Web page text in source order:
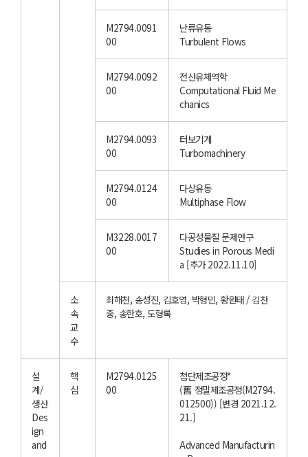
M2794.0091
00
난류유동
Turbulent Flows
M2794.0092
00
전산유체역학
Computational Fluid Me
chanics
M2794.0093
00
터보기계
Turbomachinery
M2794.0124
00
다상유동
Multiphase Flow
M3228.0017
00
다공성물질 문제연구
Studies in Porous Medi
a [추가 2022.11.10]
소
속
교
수
최해천, 송성진, 김호영, 박형민, 황원태 / 김찬
중, 송한호, 도형록
설
계/
생산
Des
ign
and
핵
심
M2794.0125
00
첨단제조공정*
(舊 정밀제조공정(M2794.
012500)) [변경 2021.12.
21.]
Advanced Manufacturin